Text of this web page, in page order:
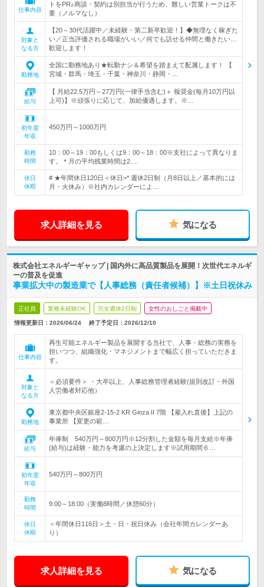
仕事内容
トをPR♪商談・契約は別担当が行うため、難しい営業トークは不
要（ノルマなし）
対象と
なる方
【20～30代活躍中／未経験・第二新卒歓迎！】◆無理なく稼ぎた
い／正当評価される職場がいい／何でも話せる仲間と働きたい…
歓迎します！
勤務地
全国に勤務地あり★転勤ナシ＆希望を踏まえて配属します！ 【
宮城・群馬・埼玉・千葉・神奈川・静岡・…
給与
【 月給22.5万円～27万円(一律手当含む)＋ 報奨金(毎月10万円以
上可)】※頑張りに応じて、加給優遇します。※…
初年度
年収
450万円～1000万円
勤務
時間
10：00～19：00もしくは9：00～18：00※支社によって異なりま
す。＊月の平均残業時間は2.…
休日
休暇
# ★年間休日120日＜休日>* 週休2日制（月8日以上／基本的には
月・火休み）※社内カレンダーによ…
求人詳細を見る 気になる
株式会社エネルギーギャップ | 国内外に高品質製品を展開！次世代エネルギ
ーの普及を促進
事業拡大中の製造業で【人事総務（責任者候補）】※土日祝休み
正社員 業種未経験OK 完全週休2日制 女性のおしごと掲載中
情報更新日：2026/06/24 終了予定日： 2026/12/10
仕事内容
再生可能エネルギー製品を展開する当社で、人事・総務の実務を
担いつつ、組織強化・マネジメントまで幅広く担っていただきま
す。
対象と
なる方
＜必須要件＞ ・大卒以上、人事総務管理者経験(規則改訂・外国
人労働者対応他）
勤務地
東京都中央区銀座2-15-2 KR Ginza II 7階 【雇入れ直後】上記の
事業所 【変更の範…
給与
年俸制 540万円～800万円※12分割した金額を毎月支給※年俸
(給与)は経験・能力を考慮の上決定します※試用期間６…
初年度
年収
540万円～800万円
勤務
時間
9:00～18:00（実働8時間／休憩60分）
休日
休暇
＜年間休日116日＞土・日・祝日休み（会社年間カレンダーあ
り）
求人詳細を見る 気になる